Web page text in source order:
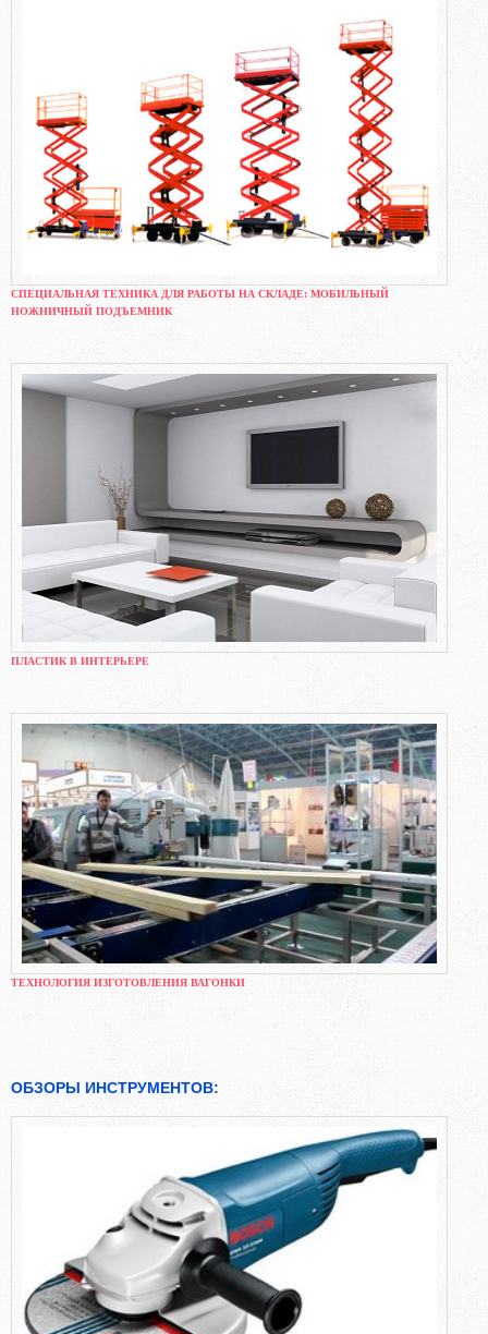
СПЕЦИАЛЬНАЯ ТЕХНИКА ДЛЯ РАБОТЫ НА СКЛАДЕ: МОБИЛЬНЫЙ
НОЖНИЧНЫЙ ПОДЪЕМНИК
ПЛАСТИК В ИНТЕРЬЕРЕ
ТЕХНОЛОГИЯ ИЗГОТОВЛЕНИЯ ВАГОНКИ
ОБЗОРЫ ИНСТРУМЕНТОВ: